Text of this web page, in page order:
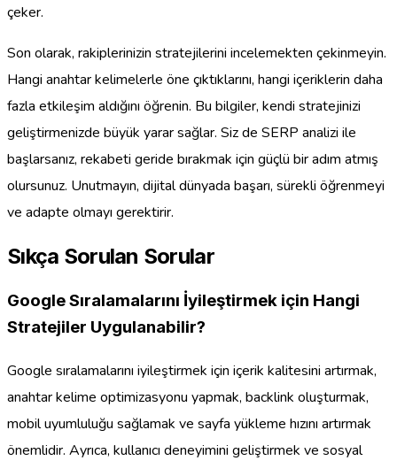
çeker.
Son olarak, rakiplerinizin stratejilerini incelemekten çekinmeyin.
Hangi anahtar kelimelerle öne çıktıklarını, hangi içeriklerin daha
fazla etkileşim aldığını öğrenin. Bu bilgiler, kendi stratejinizi
geliştirmenizde büyük yarar sağlar. Siz de SERP analizi ile
başlarsanız, rekabeti geride bırakmak için güçlü bir adım atmış
olursunuz. Unutmayın, dijital dünyada başarı, sürekli öğrenmeyi
ve adapte olmayı gerektirir.
Sıkça Sorulan Sorular
Google Sıralamalarını İyileştirmek için Hangi
Stratejiler Uygulanabilir?
Google sıralamalarını iyileştirmek için içerik kalitesini artırmak,
anahtar kelime optimizasyonu yapmak, backlink oluşturmak,
mobil uyumluluğu sağlamak ve sayfa yükleme hızını artırmak
önemlidir. Ayrıca, kullanıcı deneyimini geliştirmek ve sosyal